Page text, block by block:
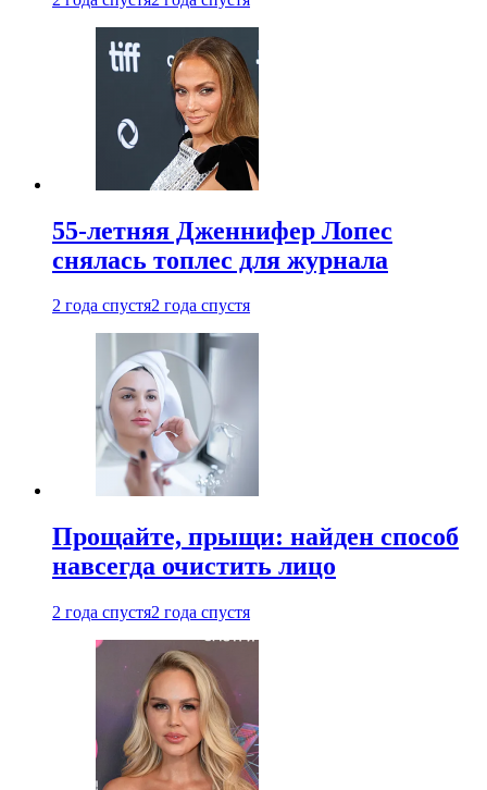
55-летняя Дженнифер Лопес
снялась топлес для журнала
2 года спустя2 года спустя
Прощайте, прыщи: найден способ
навсегда очистить лицо
2 года спустя2 года спустя